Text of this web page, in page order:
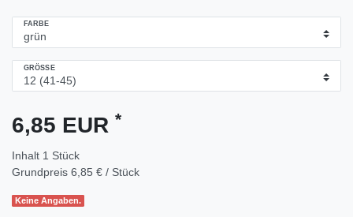
FARBE
GRÖSSE
6,85 EUR *
Inhalt 1 Stück
Grundpreis 6,85 € / Stück
Keine Angaben.